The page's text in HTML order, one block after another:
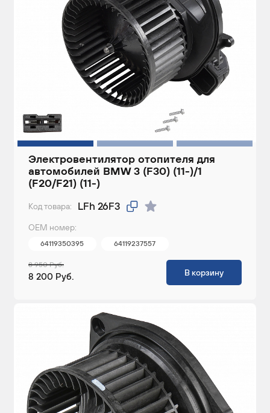
Электровентилятор отопителя для
автомобилей BMW 3 (F30) (11-)/1
(F20/F21) (11-)
Код товара: LFh 26F3
ОЕМ номер:
64119350395 64119237557
8 950 Руб.
8 200 Руб. В корзину